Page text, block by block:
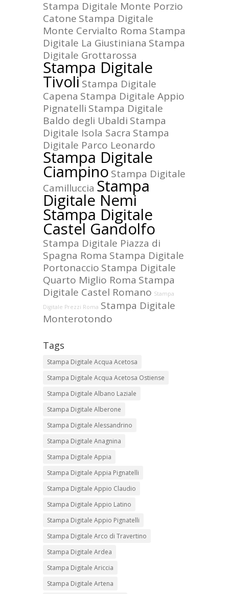
Stampa Digitale Monte Porzio
Catone Stampa Digitale
Monte Cervialto Roma Stampa
Digitale La Giustiniana Stampa
Digitale Grottarossa
Stampa Digitale
Tivoli Stampa Digitale
Capena Stampa Digitale Appio
Pignatelli Stampa Digitale
Baldo degli Ubaldi Stampa
Digitale Isola Sacra Stampa
Digitale Parco Leonardo
Stampa Digitale
Ciampino Stampa Digitale
Camilluccia Stampa
Digitale Nemi
Stampa Digitale
Castel Gandolfo
Stampa Digitale Piazza di
Spagna Roma Stampa Digitale
Portonaccio Stampa Digitale
Quarto Miglio Roma Stampa
Digitale Castel Romano Stampa
Digitale Prezzi Roma Stampa Digitale
Monterotondo
Tags
Stampa Digitale Acqua Acetosa
Stampa Digitale Acqua Acetosa Ostiense
Stampa Digitale Albano Laziale
Stampa Digitale Alberone
Stampa Digitale Alessandrino
Stampa Digitale Anagnina
Stampa Digitale Appia
Stampa Digitale Appia Pignatelli
Stampa Digitale Appio Claudio
Stampa Digitale Appio Latino
Stampa Digitale Appio Pignatelli
Stampa Digitale Arco di Travertino
Stampa Digitale Ardea
Stampa Digitale Ariccia
Stampa Digitale Artena